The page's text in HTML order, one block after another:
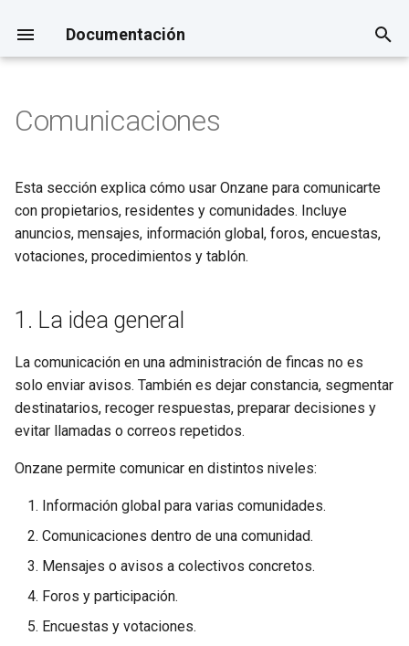
Documentación
I
i
i
l
a
n
Checklist de implantación en
Alta de comunidad, viviendas
y usuarios
Roles y permisos
Cómo presentar Onzane a una
1. La idea general
3. Antes de comunicar
4. Información global
7. Encuestas
8. Votaciones
9. Procedimientos
10. Tablón
11. Errores habituales
12. Resumen operativo
Instalaciones, reservas y
Proveedores
Personal y operaciones
Contabilidad
variables y remesas
Pagos a proveedores
Informes
Control de acceso y
Comunicaciones
Esta sección explica cómo usar Onzane para comunicarte
con propietarios, residentes y comunidades. Incluye
anuncios, mensajes, información global, foros, encuestas,
votaciones, procedimientos y tablón.
1. La idea general
La comunicación en una administración de fincas no es
solo enviar avisos. También es dejar constancia, segmentar
destinatarios, recoger respuestas, preparar decisiones y
evitar llamadas o correos repetidos.
Onzane permite comunicar en distintos niveles:
Información global para varias comunidades.
Comunicaciones dentro de una comunidad.
Mensajes o avisos a colectivos concretos.
Foros y participación.
Encuestas y votaciones.